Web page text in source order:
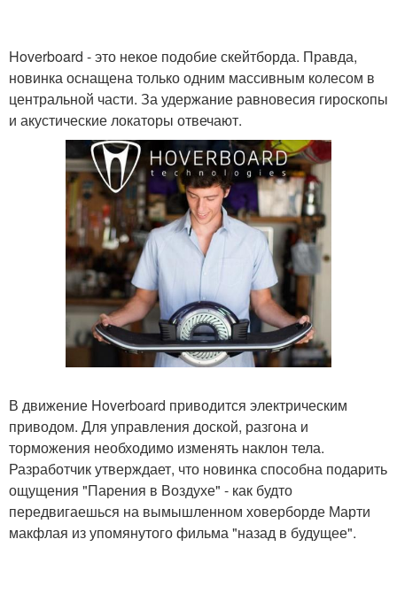
Hoverboard - это некое подобие скейтборда. Правда,
новинка оснащена только одним массивным колесом в
центральной части. За удержание равновесия гироскопы
и акустические локаторы отвечают.
В движение Hoverboard приводится электрическим
приводом. Для управления доской, разгона и
торможения необходимо изменять наклон тела.
Разработчик утверждает, что новинка способна подарить
ощущения "Парения в Воздухе" - как будто
передвигаешься на вымышленном ховерборде Марти
макфлая из упомянутого фильма "назад в будущее".